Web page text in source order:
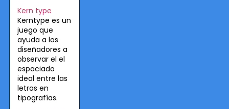
Kern type
Kerntype es un
juego que
ayuda a los
diseñadores a
observar el el
espaciado
ideal entre las
letras en
tipografías.